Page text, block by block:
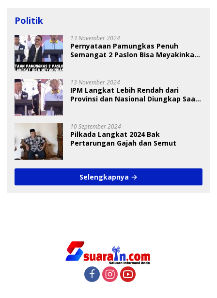
Politik
13 November 2024
Pernyataan Pamungkas Penuh
Semangat 2 Paslon Bisa Meyakinkan
13 November 2024
IPM Langkat Lebih Rendah dari
Provinsi dan Nasional Diungkap Saat
10 September 2024
Pilkada Langkat 2024 Bak
Pertarungan Gajah dan Semut
Selengkapnya